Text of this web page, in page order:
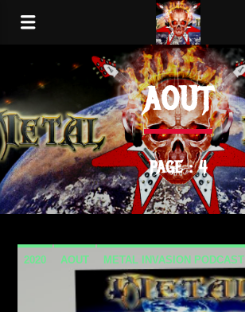
AOUT
PAGE : 4
2020 AOUT METAL INVASION PODCAST